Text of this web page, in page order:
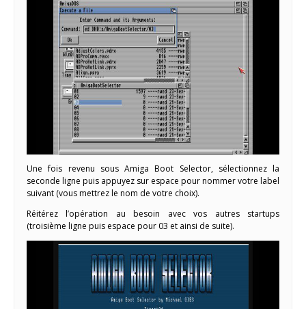
Une fois revenu sous Amiga Boot Selector, sélectionnez la
seconde ligne puis appuyez sur espace pour nommer votre label
suivant (vous mettrez le nom de votre choix).
Réitérez l’opération au besoin avec vos autres startups
(troisième ligne puis espace pour 03 et ainsi de suite).